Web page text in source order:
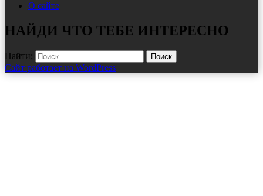
О сайте
НАЙДИ ЧТО ТЕБЕ ИНТЕРЕСНО
Найти:
Сайт работает на WordPress